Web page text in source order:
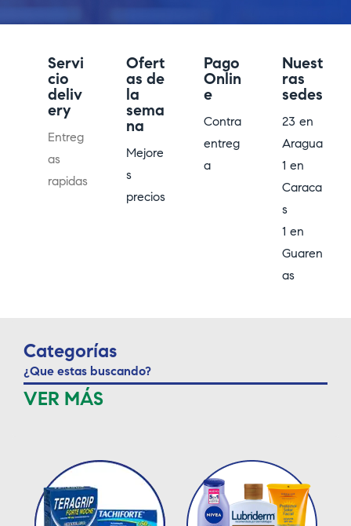
Servi
cio
deliv
ery
Entreg
as
rapidas
Ofert
as de
la
sema
na
Mejore
s
precios​
Pago
Onlin
e
Contra
entreg
a
Nuest
ras
sedes
23 en
Aragua
1 en
Caraca
s
1 en
Guaren
as
Categorías
¿Que estas buscando?
VER MÁS